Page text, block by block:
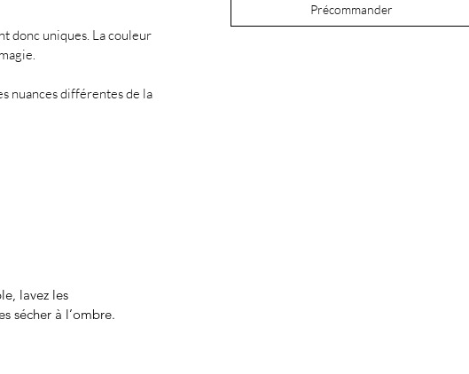
donc uniques. La couleur
nuances différentes de la
lavez les
sécher à l’ombre.
Précommander